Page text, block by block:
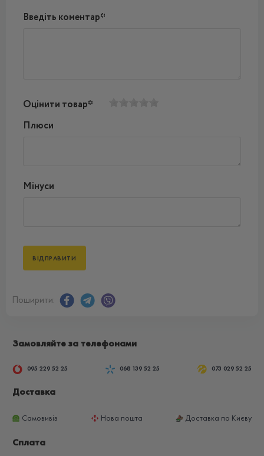
Введіть коментар*
Оцінити товар*
Плюси
Мінуси
Поширити:
Замовляйте за телефонами
095 229 52 25 068 139 52 25 073 029 52 25
Доставка
Самовивіз Нова пошта Доставка по Києву
Сплата